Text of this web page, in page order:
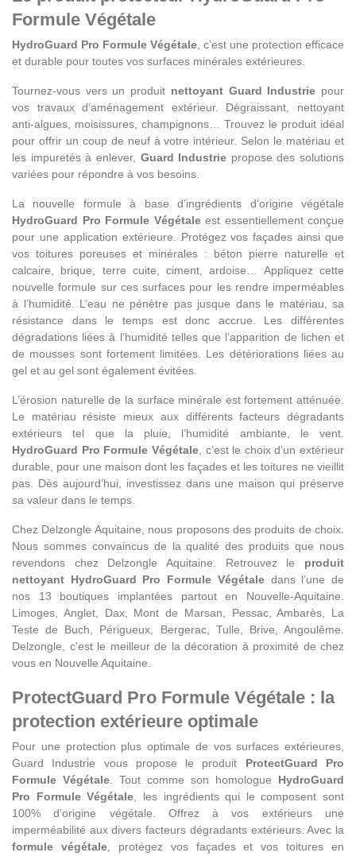
Formule Végétale
HydroGuard Pro Formule Végétale , c’est une protection efficace
et durable pour toutes vos surfaces minérales extérieures.
Tournez-vous vers un produit nettoyant Guard Industrie pour
vos travaux d’aménagement extérieur. Dégraissant, nettoyant
anti-algues, moisissures, champignons… Trouvez le produit idéal
pour offrir un coup de neuf à votre intérieur. Selon le matériau et
les impuretés à enlever, Guard Industrie propose des solutions
variées pour répondre à vos besoins.
La nouvelle formule à base d’ingrédients d’origine végétale
HydroGuard Pro Formule Végétaleest essentiellement conçue
pour une application extérieure. Protégez vos façades ainsi que
vos toitures poreuses et minérales : béton pierre naturelle et
calcaire, brique, terre cuite, ciment, ardoise… Appliquez cette
nouvelle formule sur ces surfaces pour les rendre imperméables
à l’humidité. L’eau ne pénètre pas jusque dans le matériau, sa
résistance dans le temps est donc accrue. Les différentes
dégradations liées à l’humidité telles que l’apparition de lichen et
de mousses sont fortement limitées. Les détériorations liées au
gel et au gel sont également évitées.
L’érosion naturelle de la surface minérale est fortement atténuée.
Le matériau résiste mieux aux différents facteurs dégradants
extérieurs tel que la pluie, l’humidité ambiante, le vent.
HydroGuard Pro Formule Végétale, c’est le choix d’un extérieur
durable, pour une maison dont les façades et les toitures ne vieillit
pas. Dès aujourd’hui, investissez dans une maison qui préserve
sa valeur dans le temps.
Chez Delzongle Aquitaine, nous proposons des produits de choix.
Nous sommes convaincus de la qualité des produits que nous
revendons chez Delzongle Aquitaine. Retrouvez le produit
nettoyant HydroGuard Pro Formule Végétaledans l’une de
nos 13 boutiques implantées partout en Nouvelle-Aquitaine.
Limoges, Anglet, Dax, Mont de Marsan, Pessac, Ambarès, La
Teste de Buch, Périgueux, Bergerac, Tulle, Brive, Angoulême.
Delzongle, c'est le meilleur de la décoration à proximité de chez
vous en Nouvelle Aquitaine.
ProtectGuard Pro Formule Végétale : la
protection extérieure optimale
Pour une protection plus optimale de vos surfaces extérieures,
Guard Industrie vous propose le produit ProtectGuard Pro
Formule Végétale . Tout comme son homologue HydroGuard
Pro Formule Végétale , les ingrédients qui le composent sont
100% d’origine végétale. Offrez à vos extérieurs une
imperméabilité aux divers facteurs dégradants extérieurs. Avec la
formule végétale, protégez vos façades et vos toitures en